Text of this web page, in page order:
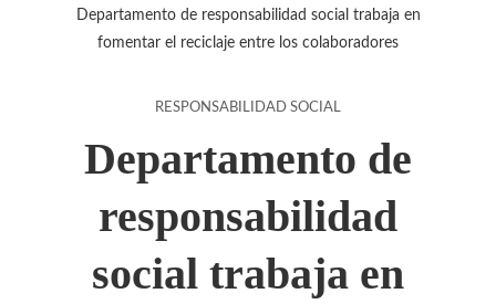
Departamento de responsabilidad social trabaja en
fomentar el reciclaje entre los colaboradores
RESPONSABILIDAD SOCIAL
Departamento de
responsabilidad
social trabaja en